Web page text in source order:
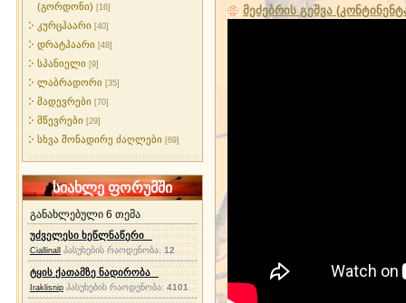
(გორდონი) [16]
კურცჰაარი [40]
დრატჰაარი [48]
სპანიელი [9]
ლაბრადორი [35]
მადევრები [70]
მწევრები [29]
სხვა მონადირე ძაღლები [69]
სიახლე ფორუმში
განახლებული 6 თემა
უძველესი ხეწლნაწერი
Ciallinall პასუხების რაოდენობა:12
ტყის ქათამზე ნადირობა
Iraklisnip პასუხების რაოდენობა: 4101
მეძებრის გეშვა